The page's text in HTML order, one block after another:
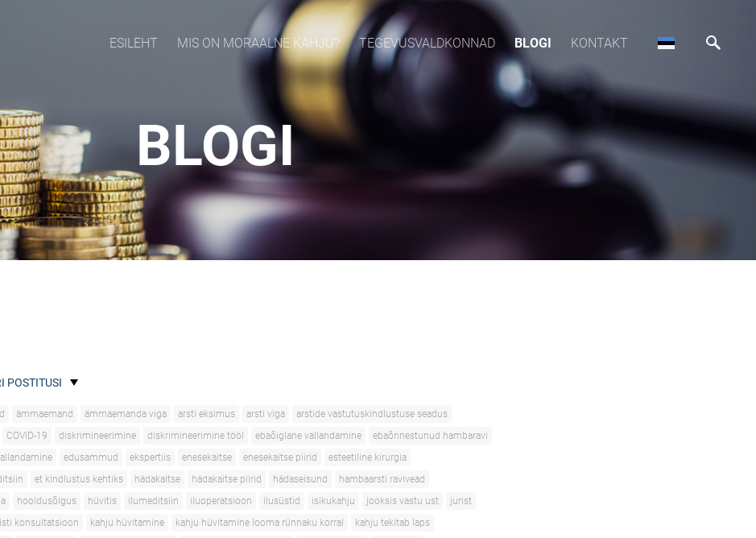
ESILEHT MIS ON MORAALNE KAHJU? TEGEVUSVALDKONNAD BLOGI KONTAKT
BLOGI
POSTITUSI
ämmaemand ämmaemanda viga arsti eksimus arsti viga
arstide vastutuskindlustuse seadus
COVID-19 diskrimineerimine diskrimineerimine tööl ebaõiglane vallandamine
ebaõnnestunud hambaravi
edusammud ekspertiis enesekaitse enesekaitse piirid
esteetiline kirurgia
et kindlustus kehtiks hädakaitse hädakaitse piirid hädaseisund
hambaarsti ravivead
hooldusõigus hüvitis ilumeditsiin iluoperatsioon ilusüstid isikukahju jooksis vastu ust
jurist
konsultatsioon kahju hüvitamine kahju hüvitamine looma rünnaku korral
kahju tekitab laps